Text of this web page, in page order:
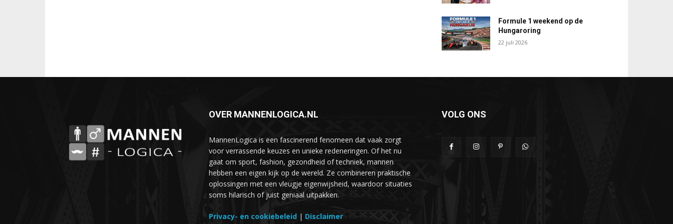
Formule 1 weekend op de
Hungaroring
22 juli 2026
OVER MANNENLOGICA.NL
MannenLogica is een fascinerend fenomeen dat vaak zorgt
voor verrassende keuzes en unieke redeneringen. Of het nu
gaat om sport, fashion, gezondheid of techniek, mannen
hebben een eigen kijk op de wereld. Ze combineren praktische
oplossingen met een vleugje eigenwijsheid, waardoor situaties
soms hilarisch of juist geniaal uitpakken.
Privacy- en cookiebeleid | Disclaimer
VOLG ONS